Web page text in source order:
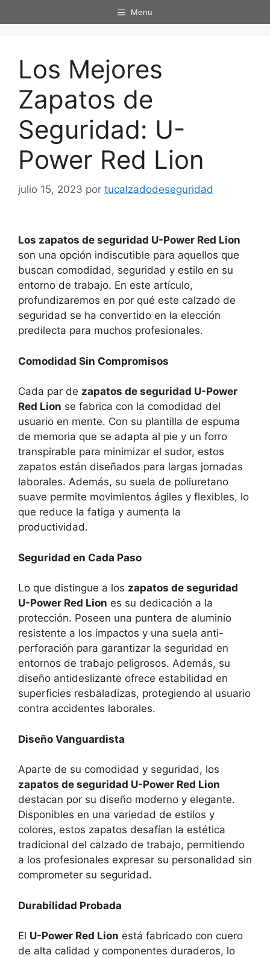
al
Menu
Los Mejores
Zapatos de
Seguridad: U-
Power Red Lion
julio 15, 2023 por tucalzadodeseguridad
Los zapatos de seguridad U-Power Red Lion
son una opción indiscutible para aquellos que
buscan comodidad, seguridad y estilo en su
entorno de trabajo. En este artículo,
profundizaremos en por qué este calzado de
seguridad se ha convertido en la elección
predilecta para muchos profesionales.
Comodidad Sin Compromisos
Cada par de zapatos de seguridad U-Power
Red Lion se fabrica con la comodidad del
usuario en mente. Con su plantilla de espuma
de memoria que se adapta al pie y un forro
transpirable para minimizar el sudor, estos
zapatos están diseñados para largas jornadas
laborales. Además, su suela de poliuretano
suave permite movimientos ágiles y flexibles, lo
que reduce la fatiga y aumenta la
productividad.
Seguridad en Cada Paso
Lo que distingue a los zapatos de seguridad
U-Power Red Lion es su dedicación a la
protección. Poseen una puntera de aluminio
resistente a los impactos y una suela anti-
perforación para garantizar la seguridad en
entornos de trabajo peligrosos. Además, su
diseño antideslizante ofrece estabilidad en
superficies resbaladizas, protegiendo al usuario
contra accidentes laborales.
Diseño Vanguardista
Aparte de su comodidad y seguridad, los
zapatos de seguridad U-Power Red Lion
destacan por su diseño moderno y elegante.
Disponibles en una variedad de estilos y
colores, estos zapatos desafían la estética
tradicional del calzado de trabajo, permitiendo
a los profesionales expresar su personalidad sin
comprometer su seguridad.
Durabilidad Probada
El U-Power Red Lion está fabricado con cuero
de alta calidad y componentes duraderos, lo